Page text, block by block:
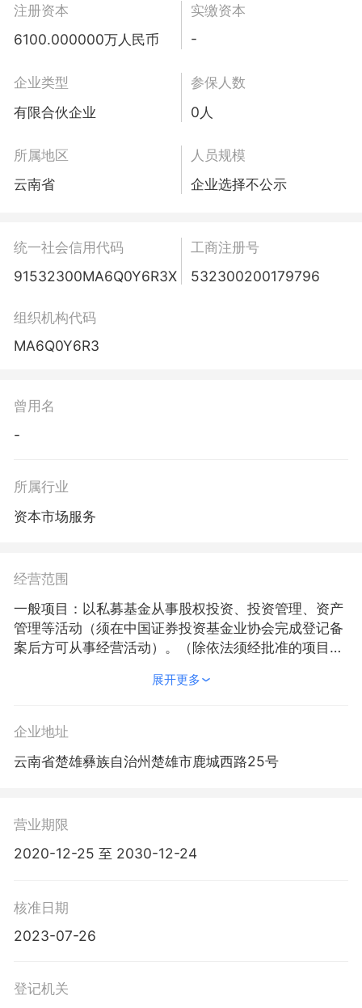
注册资本
6100.000000万人民币
实缴资本
-
企业类型
有限合伙企业
参保人数
0人
所属地区
云南省
人员规模
企业选择不公示
统一社会信用代码
91532300MA6Q0Y6R3X
工商注册号
532300200179796
组织机构代码
MA6Q0Y6R3
曾用名
-
所属行业
资本市场服务
经营范围
一般项目：以私募基金从事股权投资、投资管理、资产
管理等活动（须在中国证券投资基金业协会完成登记备
案后方可从事经营活动）。（除依法须经批准的项目
展开更多
企业地址
云南省楚雄彝族自治州楚雄市鹿城西路25号
营业期限
2020-12-25 至 2030-12-24
核准日期
2023-07-26
登记机关